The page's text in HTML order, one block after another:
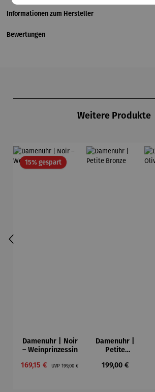
Informationen zum Hersteller
Bewertungen
Weitere Produkte
15% gespartRabatt
Damenuhr | Noir
– Weinprinzessin
Verkaufspreis:
169,15 € UVPRegulärer Preis:
199,00 €
Damenuhr |
Petite
Regulärer Preis:
199,00 €